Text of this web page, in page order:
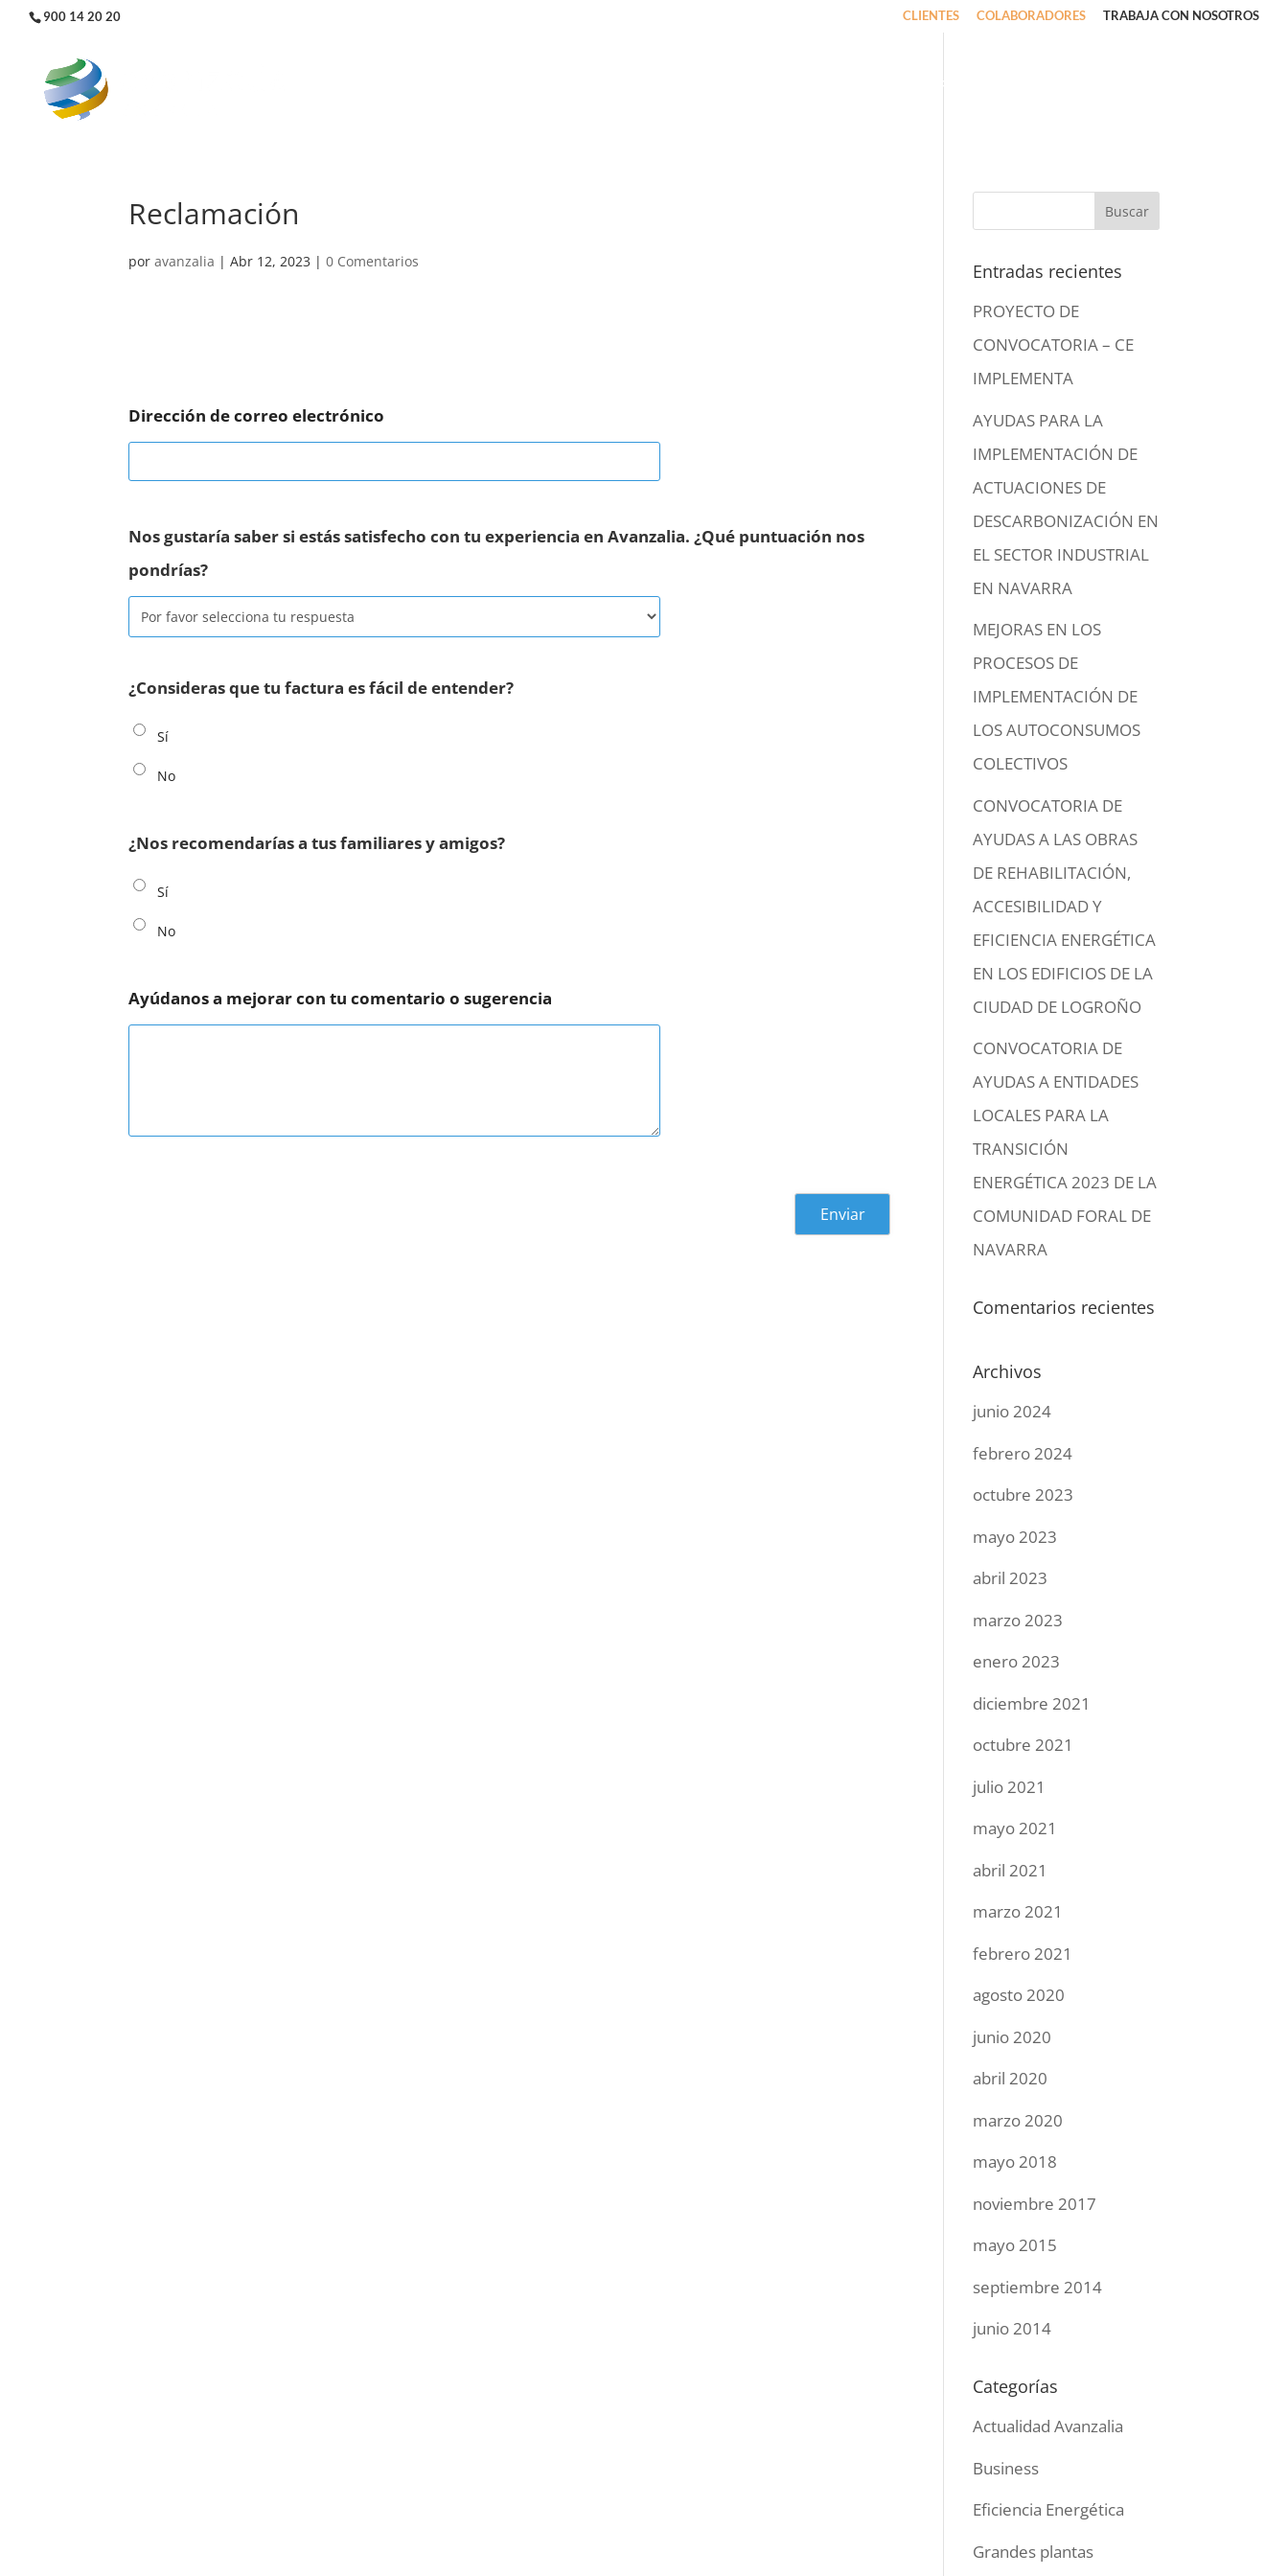
900 14 20 20 CLIENTES COLABORADORES TRABAJA CON NOSOTROS
QUÉ OFRECEMOS
Reclamación
poravanzalia |Abr 12, 2023 |0 Comentarios
Dirección de correo electrónico
Nos gustaría saber si estás satisfecho con tu experiencia en Avanzalia. ¿Qué puntuación nos
pondrías?
¿Consideras que tu factura es fácil de entender?
Sí
No
¿Nos recomendarías a tus familiares y amigos?
Sí
No
Ayúdanos a mejorar con tu comentario o sugerencia
Entradas recientes
PROYECTO DE
CONVOCATORIA – CE
IMPLEMENTA
AYUDAS PARA LA
IMPLEMENTACIÓN DE
ACTUACIONES DE
DESCARBONIZACIÓN EN
EL SECTOR INDUSTRIAL
EN NAVARRA
MEJORAS EN LOS
PROCESOS DE
IMPLEMENTACIÓN DE
LOS AUTOCONSUMOS
COLECTIVOS
CONVOCATORIA DE
AYUDAS A LAS OBRAS
DE REHABILITACIÓN,
ACCESIBILIDAD Y
EFICIENCIA ENERGÉTICA
EN LOS EDIFICIOS DE LA
CIUDAD DE LOGROÑO
CONVOCATORIA DE
AYUDAS A ENTIDADES
LOCALES PARA LA
TRANSICIÓN
ENERGÉTICA 2023 DE LA
COMUNIDAD FORAL DE
NAVARRA
Comentarios recientes
Archivos
junio 2024
febrero 2024
octubre 2023
mayo 2023
abril 2023
marzo 2023
enero 2023
diciembre 2021
octubre 2021
julio 2021
mayo 2021
abril 2021
marzo 2021
febrero 2021
agosto 2020
junio 2020
abril 2020
marzo 2020
mayo 2018
noviembre 2017
mayo 2015
septiembre 2014
junio 2014
Categorías
Actualidad Avanzalia
Business
Eficiencia Energética
Grandes plantas